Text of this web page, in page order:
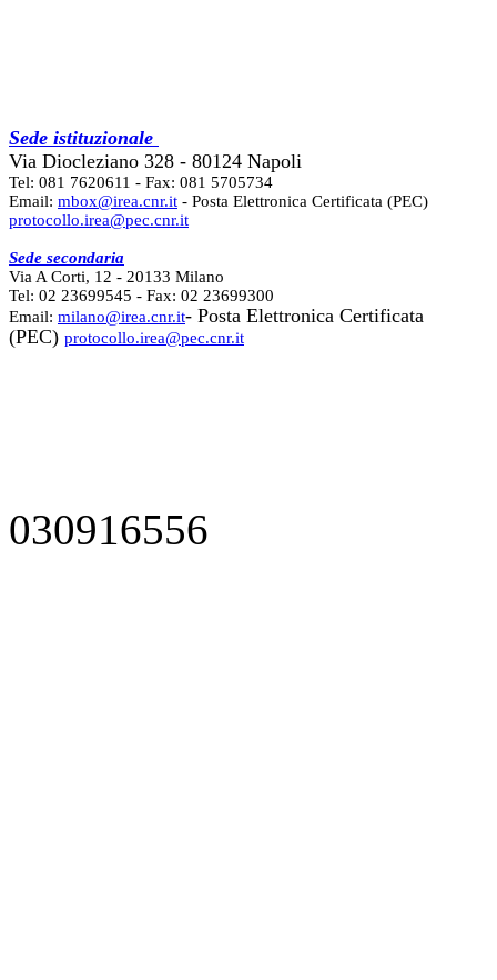
Sede istituzionale
Via Diocleziano 328 - 80124 Napoli
Tel: 081 7620611 - Fax: 081 5705734
Email: mbox@irea.cnr.it - Posta Elettronica Certificata (PEC)
protocollo.irea@pec.cnr.it
Sede secondaria
Via A Corti, 12 - 20133 Milano
Tel: 02 23699545 - Fax: 02 23699300
Email: milano@irea.cnr.it- Posta Elettronica Certificata
(PEC) protocollo.irea@pec.cnr.it
030916556